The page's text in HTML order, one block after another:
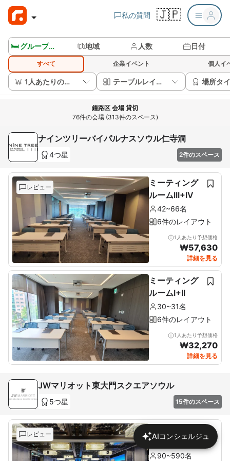
私の質問 🇯🇵
🛏️ グループルームを見る 地域 人数 日付
すべて 企業イベント 個人イ
1人あたりの価格 テーブルレイアウト 場所タ
鐘路区 会場 貸切
76件の会場 (313件のスペース)
ナインツリーバイパルナスソウル仁寺洞
4つ星 2件のスペース
レビュー
ミーティング
ルームIII+IV
42~66名
6件のレイアウト
1人あたり予想価格
₩57,630
詳細を見る
ミーティング
ルームI+II
30~31名
6件のレイアウト
1人あたり予想価格
₩32,270
詳細を見る
JWマリオット東大門スクエアソウル
5つ星 15件のスペース
レビュー
グランドボー
ルルーム
90~590名
AIコンシェルジュ